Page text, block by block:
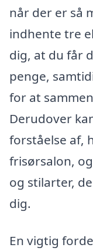
når der er så
indhente tre
dig, at du får
penge,
for at
Derudover
forståelse af,
frisørsalon,
og stilarter,
dig.
En vigtig